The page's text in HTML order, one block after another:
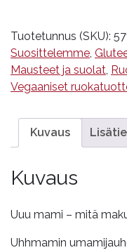
g
määrä
Tuotetunnus (SKU):
Suosittelemme
Mausteet ja suolat
Vegaaniset
Kuvaus
Kuvaus
Uuu mami – mitä
Uhhmamin